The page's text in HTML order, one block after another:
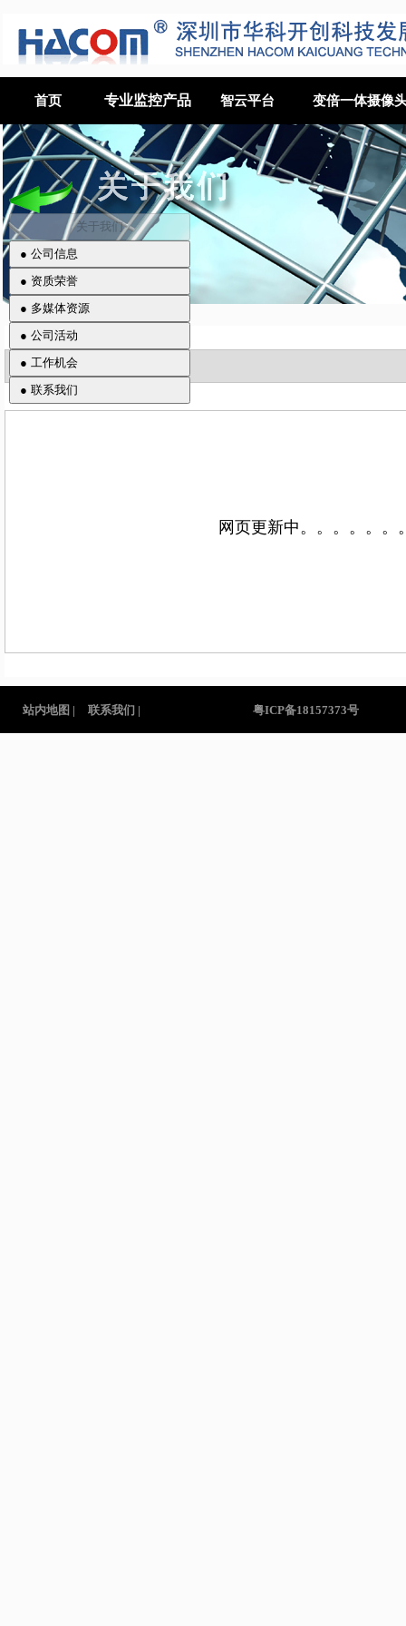
首页 专业监控产品 智云平台 变倍一体摄像
关于我们
> 公告
网页更新中。。。。。。
站内地图 | 联系我们 | 粤ICP备18157373号